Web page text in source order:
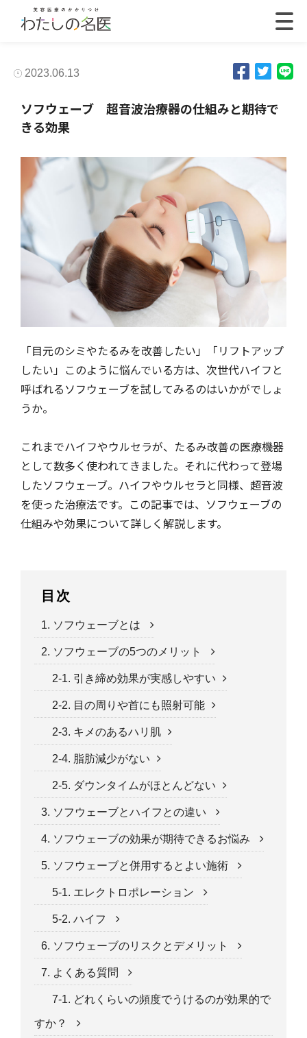
2023.06.13
ソフウェーブ 超音波治療器の仕組みと期待で
きる効果
「目元のシミやたるみを改善したい」「リフトアップ
したい」このように悩んでいる方は、次世代ハイフと
呼ばれるソフウェーブを試してみるのはいかがでしょ
うか。
これまでハイフやウルセラが、たるみ改善の医療機器
として数多く使われてきました。それに代わって登場
したソフウェーブ。ハイフやウルセラと同様、超音波
を使った治療法です。この記事では、ソフウェーブの
仕組みや効果について詳しく解説します。
目次
1. ソフウェーブとは
2. ソフウェーブの5つのメリット
2-1. 引き締め効果が実感しやすい
2-2. 目の周りや首にも照射可能
2-3. キメのあるハリ肌
2-4. 脂肪減少がない
2-5. ダウンタイムがほとんどない
3. ソフウェーブとハイフとの違い
4. ソフウェーブの効果が期待できるお悩み
5. ソフウェーブと併用するとよい施術
5-1. エレクトロポレーション
5-2. ハイフ
6. ソフウェーブのリスクとデメリット
7. よくある質問
7-1. どれくらいの頻度でうけるのが効果的で
すか？